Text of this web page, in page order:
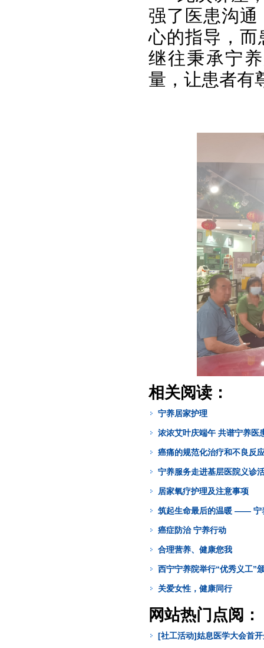
强了医患沟
心的指导，
继往秉承宁
量，让患者有
相关阅读：
宁养居家护理
浓浓艾叶庆端午 共谱宁养医
癌痛的规范化治疗和不良反
宁养服务走进基层医院义诊
居家氧疗护理及注意事项
筑起生命最后的温暖 —— 宁
癌症防治 宁养行动
合理营养、健康您我
西宁宁养院举行“优秀义工”
关爱女性，健康同行
网站热门点阅：
[社工活动]姑息医学大会首